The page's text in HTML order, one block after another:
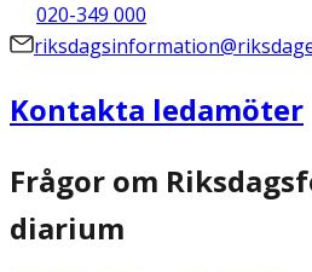
020-349 000
Kontakta ledamöter
Frågor om
diarium